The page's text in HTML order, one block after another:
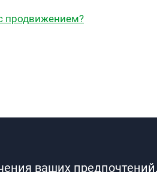
продвижением?
ваших